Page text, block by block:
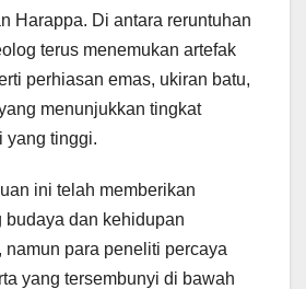
Harappa. Di antara reruntuhan
terus menemukan artefak
perhiasan emas, ukiran batu,
menunjukkan tingkat
yang tinggi.
ini telah memberikan
budaya dan kehidupan
namun para peneliti percaya
yang tersembunyi di bawah